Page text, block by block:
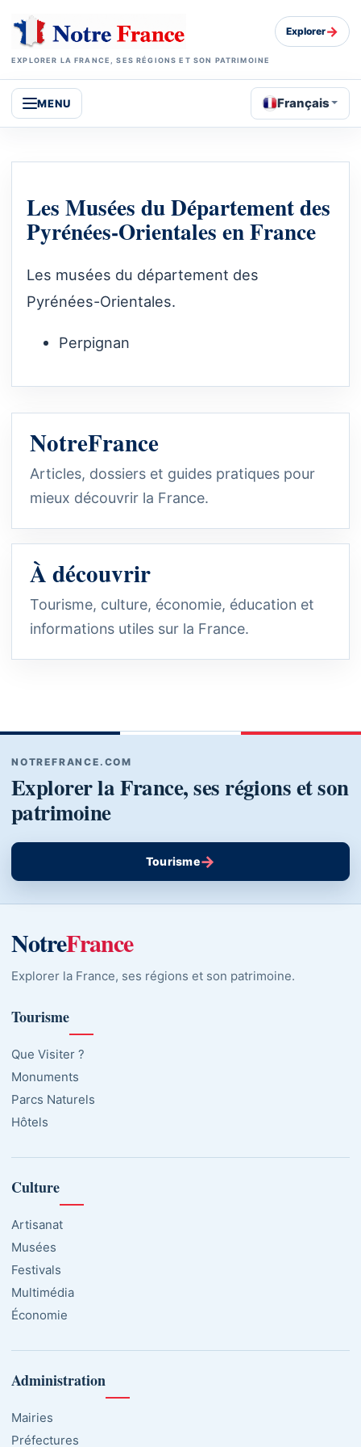
EXPLORER LA FRANCE, SES RÉGIONS ET SON PATRIMOINE
Explorer→
MENU Français
Les Musées du Département des
Pyrénées-Orientales en France
Les musées du département des
Pyrénées-Orientales.
Perpignan
NotreFrance
Articles, dossiers et guides pratiques pour
mieux découvrir la France.
À découvrir
Tourisme, culture, économie, éducation et
informations utiles sur la France.
NOTREFRANCE.COM
Explorer la France, ses régions et son
patrimoine
Tourisme→
NotreFrance
Explorer la France, ses régions et son patrimoine.
Tourisme
Que Visiter ?
Monuments
Parcs Naturels
Hôtels
Culture
Artisanat
Musées
Festivals
Multimédia
Économie
Administration
Mairies
Préfectures